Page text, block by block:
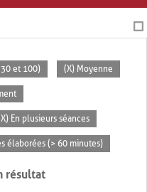
et 100) (X) Moyenne
En plusieurs séances
élaborées (> 60 minutes)
résultat